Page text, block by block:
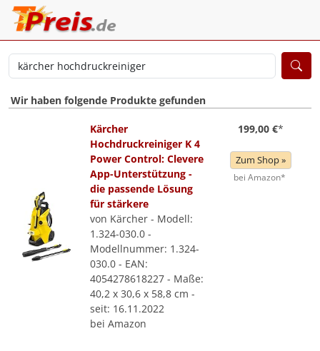
Wir haben folgende Produkte gefunden
Kärcher
Hochdruckreiniger K 4
Power Control: Clevere
App-Unterstützung -
die passende Lösung
für stärkere
von Kärcher - Modell:
1.324-030.0 -
Modellnummer: 1.324-
030.0 - EAN:
4054278618227 - Maße:
40,2 x 30,6 x 58,8 cm -
seit: 16.11.2022
bei Amazon
199,00 €*
Zum Shop »
bei Amazon*